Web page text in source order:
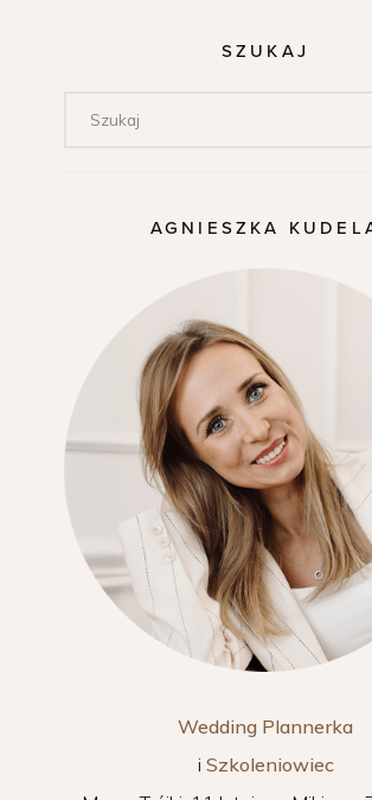
SZUKAJ
AGNIESZKA
Wedding Plannerka
i Szkoleniowiec